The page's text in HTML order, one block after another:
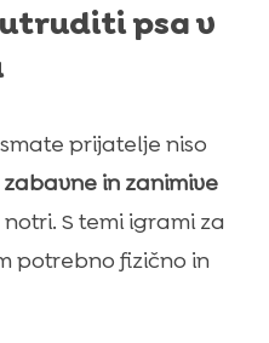
psa v
prijatelje niso
zabavne in zanimive
S temi igrami za
potrebno fizično in